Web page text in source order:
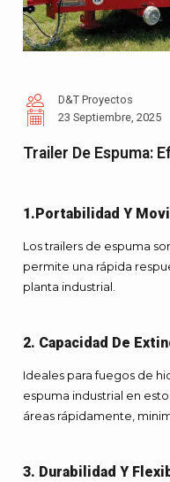
D&T Proyectos
23 Septiembre, 2025
Trailer De Espuma:
1.Portabilidad Y
Los trailers de espuma
permite una rápida
planta industrial.
2. Capacidad De
Ideales para fuegos de
espuma industrial en
áreas rápidamente,
3. Durabilidad Y